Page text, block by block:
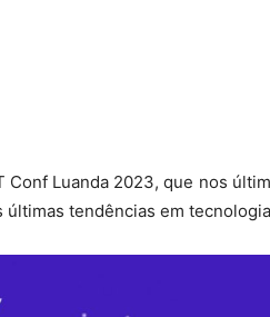
Conf Luanda 2023, que nos
tendências em